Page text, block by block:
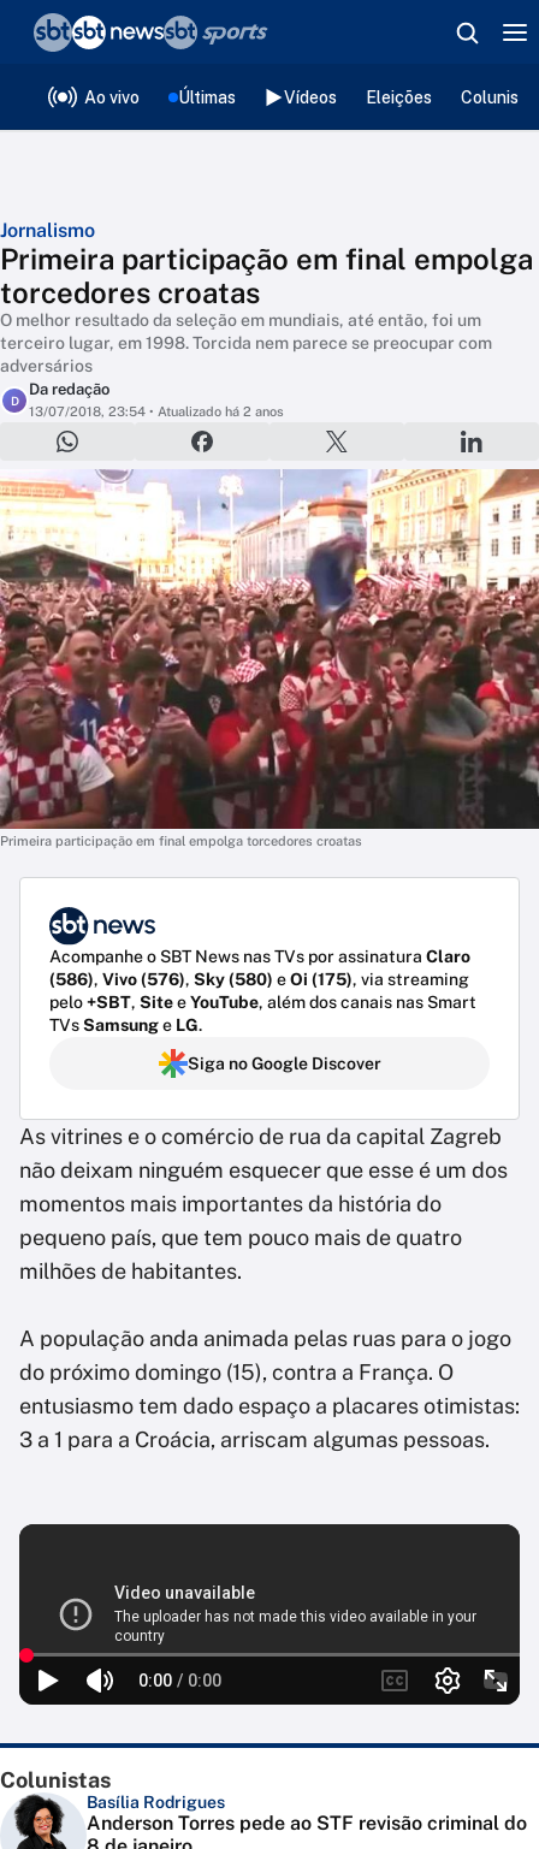
Ao vivo Últimas Vídeos Eleições
Jornalismo
Primeira participação em final empolga
torcedores croatas
O melhor resultado da seleção em mundiais, até então, foi um
terceiro lugar, em 1998. Torcida nem parece se preocupar com
adversários
D
Da redação
13/07/2018, 23:54 • Atualizado há 2 anos
Primeira participação em final empolga torcedores croatas
Acompanhe o SBT News nas TVs por assinatura Claro
(586), Vivo (576), Sky (580) eOi (175), via streaming
pelo+SBT, SiteeYouTube, além dos canais nas Smart
TVsSamsunge LG.
Siga no Google Discover
As vitrines e o comércio de rua da capital Zagreb
não deixam ninguém esquecer que esse é um dos
momentos mais importantes da história do
pequeno país, que tem pouco mais de quatro
milhões de habitantes.
A população anda animada pelas ruas para o jogo
do próximo domingo (15), contra a França. O
entusiasmo tem dado espaço a placares otimistas:
3 a 1 para a Croácia, arriscam algumas pessoas.
Colunistas
Basília Rodrigues
Anderson Torres pede ao STF revisão criminal do
❮voltar
Editorias